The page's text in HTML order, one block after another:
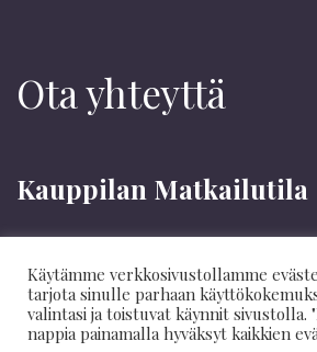
Ota yhteyttä
Kauppilan Matkailutila
Kauppilanranta 2
39500 Ikaalinen
044 586 7633/ Kalle
Käytämme verkkosivustollamme
tarjota sinulle parhaan
valintasi ja toistuvat käynnit sivustolla.
nappia painamalla hyväksyt kaikkien